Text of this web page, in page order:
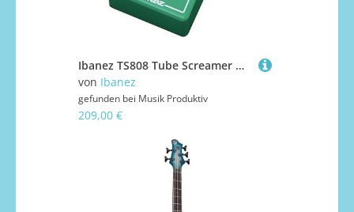
Ibanez TS808 Tube Screamer Overdrive Pro Effektgerät E-Gitarre
von Ibanez
gefunden bei Musik Produktiv
209,00 €